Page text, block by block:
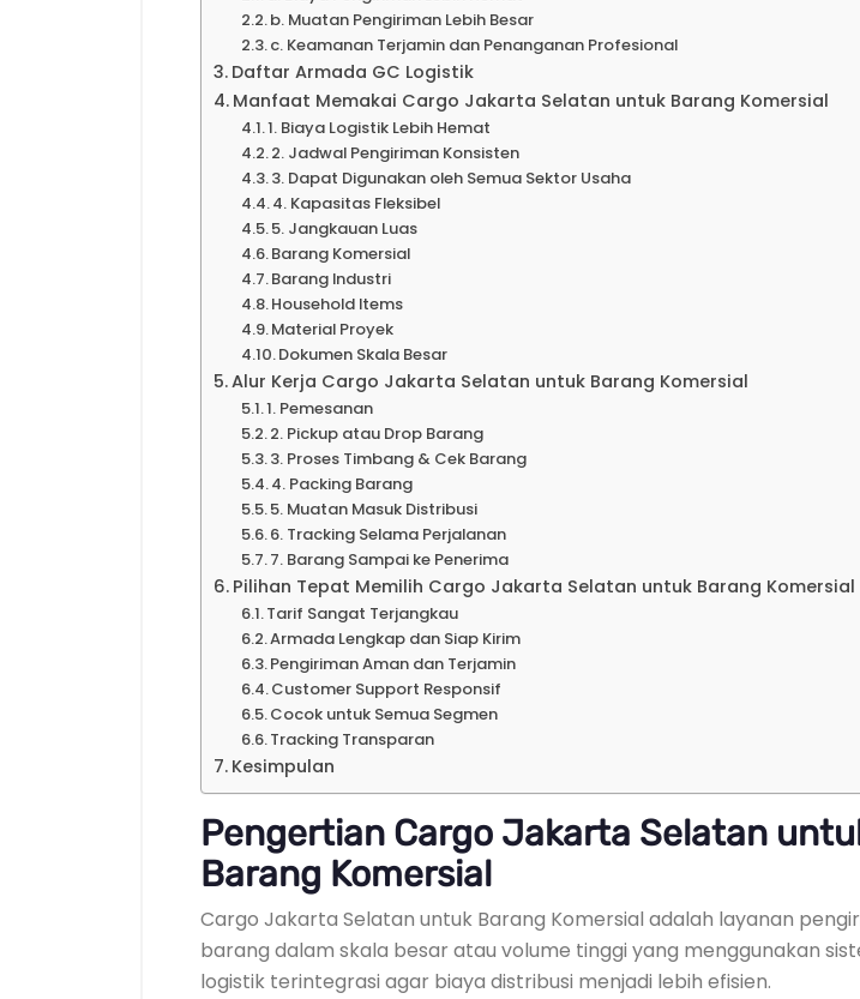
b. Muatan Pengiriman Lebih Besar
c. Keamanan Terjamin dan Penanganan Profesional
Daftar Armada GC Logistik
Manfaat Memakai Cargo Jakarta Selatan untuk Barang Komersial
1. Biaya Logistik Lebih Hemat
2. Jadwal Pengiriman Konsisten
3. Dapat Digunakan oleh Semua Sektor Usaha
4. Kapasitas Fleksibel
5. Jangkauan Luas
Barang Komersial
Barang Industri
Household Items
Material Proyek
Dokumen Skala Besar
Alur Kerja Cargo Jakarta Selatan untuk Barang Komersial
1. Pemesanan
2. Pickup atau Drop Barang
3. Proses Timbang & Cek Barang
4. Packing Barang
5. Muatan Masuk Distribusi
6. Tracking Selama Perjalanan
7. Barang Sampai ke Penerima
Pilihan Tepat Memilih Cargo Jakarta Selatan untuk Barang Komersial
Tarif Sangat Terjangkau
Armada Lengkap dan Siap Kirim
Pengiriman Aman dan Terjamin
Customer Support Responsif
Cocok untuk Semua Segmen
Tracking Transparan
Kesimpulan
Pengertian Cargo Jakarta Selatan
Barang Komersial
Cargo Jakarta Selatan untuk Barang Komersial adalah layanan
barang dalam skala besar atau volume tinggi yang menggunakan
logistik terintegrasi agar biaya distribusi menjadi lebih efisien.